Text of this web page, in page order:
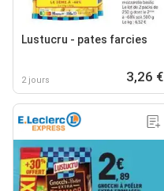
Lustucru - pates farcies
2 jours 3,26 €